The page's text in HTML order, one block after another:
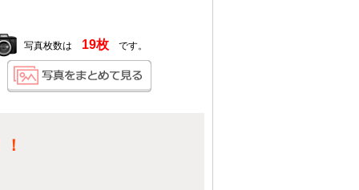
写真枚数は 19枚です。